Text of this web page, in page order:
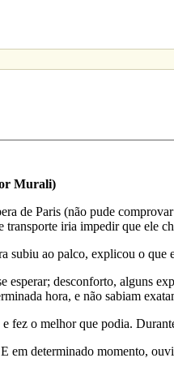
Murali)
de Paris (não pude
transporte iria impedir que ele
subiu ao palco, explicou o que
esperar; desconforto, alguns
hora, e não sabiam
fez o melhor que podia.
em determinado momento,